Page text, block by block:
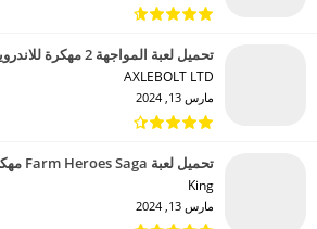
تحميل لعبة المواجهة 2 مهكرة للاندرويد 2024
AXLEBOLT LTD‏
مارس 13, 2024
تحميل لعبة Farm Heroes Saga مهكرة للاندرويد 2024
King‏
مارس 13, 2024